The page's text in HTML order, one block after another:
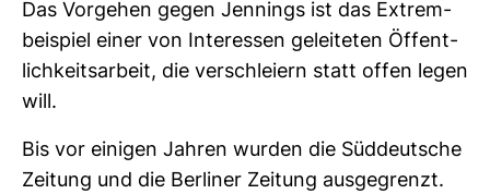
Das Vor­gehen gegen Jen­nings ist das Extrem­
bei­spiel einer von Inter­essen gelei­teten Öffent­
lich­keits­ar­beit, die ver­schleiern statt offen legen
will.
Bis vor einigen Jahren wurden die Süd­deut­sche
Zei­tung und die Ber­liner Zei­tung aus­ge­grenzt.